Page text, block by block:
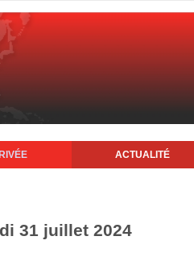
ACTUALITÉ
31 juillet 2024